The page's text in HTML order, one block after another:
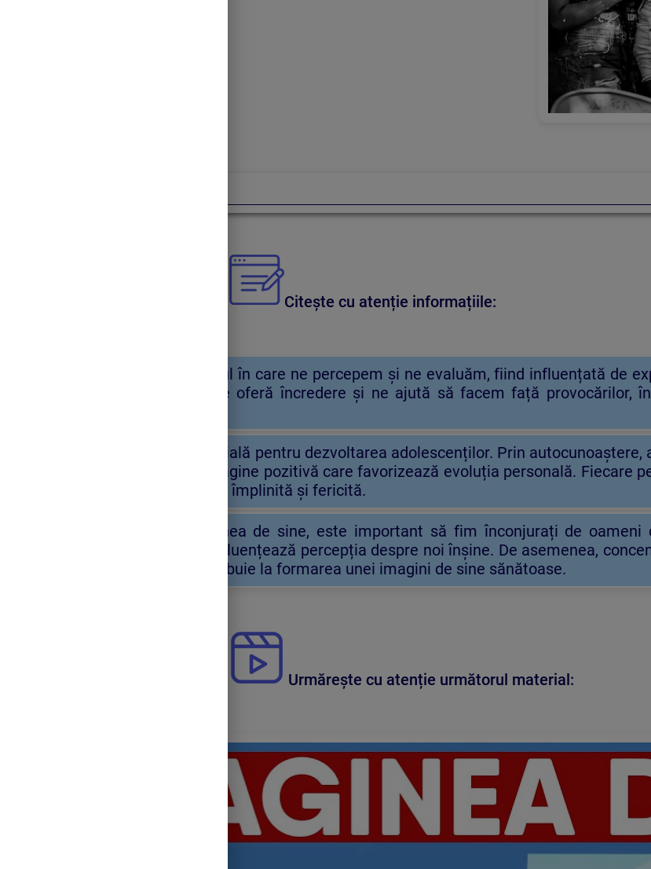
Citește cu atenție informațiile:
este modul în care ne percepem și ne evaluăm, fiind influențată de
imagine de sine pozitivă ne oferă încredere și ne ajută să facem față provocărilor,
Imaginea de sine este esențială pentru dezvoltarea adolescenților. Prin
din jur, se poate forma o imagine pozitivă care favorizează evoluția personală. Fiecare
este esențială pentru o viață împlinită și fericită.
Pentru a îmbunătăți imaginea de sine, este important să fim înconjurați de
feedback-ul lor pozitiv ne influențează percepția despre noi înșine. De asemenea,
celebrarea succeselor contribuie la formarea unei imagini de sine sănătoase.
Urmărește cu atenție următorul material: